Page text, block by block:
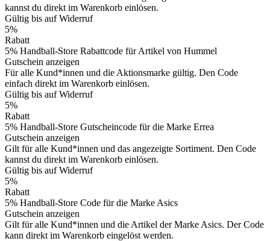
kannst du direkt im Warenkorb einlösen.
Gültig bis auf Widerruf
5%
Rabatt
5% Handball-Store Rabattcode für Artikel von Hummel
Gutschein anzeigen
Für alle Kund*innen und die Aktionsmarke gültig. Den Code
einfach direkt im Warenkorb einlösen.
Gültig bis auf Widerruf
5%
Rabatt
5% Handball-Store Gutscheincode für die Marke Errea
Gutschein anzeigen
Gilt für alle Kund*innen und das angezeigte Sortiment. Den Code
kannst du direkt im Warenkorb einlösen.
Gültig bis auf Widerruf
5%
Rabatt
5% Handball-Store Code für die Marke Asics
Gutschein anzeigen
Gilt für alle Kund*innen und die Artikel der Marke Asics. Der Code
kann direkt im Warenkorb eingelöst werden.